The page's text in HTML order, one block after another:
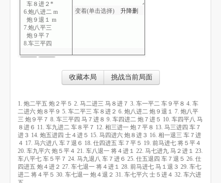
车８进２*
6.炮八进二 m
炮９退１ m
7.炮八平三
炮９平７
8.车三平四
9.车四进二
12.相三进一
炮７平８
13.马三进四
车７进３
14.炮五进四
士４进５*
15.马四进六
炮８进３
16.相一退三
车７进４
变着(单击选择) 升降删
收藏本局 挑战当前局面
1. 炮二平五 炮２平５ 2. 马二进三 马８进７ 3. 车一平二 车９平８ 4. 车
二进六 炮８平９ 5. 车二平三 车８进２ 6. 炮八进二 炮９退１ 7. 炮八平
三 炮９平７ 8. 车三平四 马７进８ 9. 车四进二 炮７进５ 10. 车四平八 马
８进６ 11. 车九进二 车８平７ 12. 相三进一 炮７平８ 13. 马三进四 车７
进３ 14. 炮五进四 士４进５ 15. 马四进六 炮８进３ 16. 相一退三 车７进
４ 17. 马六进八 车７退６ 18. 仕四进五 车７平５ 19. 前马进七 将５平４
20. 车九平六 炮５平４ 21. 车八退一 将４进１ 22. 马七进九 马２进１ 23.
车八平七 车５平７ 24. 马九退八 车７进６ 25. 仕五退四 车７退５ 26. 仕
四进五 炮４进２ 27. 车七退一 将４进１ 28. 前马进七 马１退３ 29. 车七
进二 将４平５ 30. 车七退一 炮４退２ 31. 车七平六 士５进４ 32. 车六进